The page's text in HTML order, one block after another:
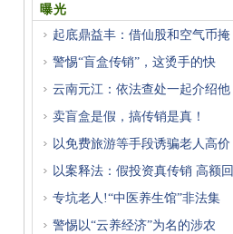
曝光
起底鼎益丰：借仙股和空气币掩
警惕“盲盒传销”，这烫手的快
云南元江：依法查处一起介绍他
卖盲盒是假，搞传销是真！
以免费旅游等手段诱骗老人高价
以案释法：假投资真传销 高额回
专坑老人!“中医养生馆”非法集
警惕以“云养经济”为名的涉农